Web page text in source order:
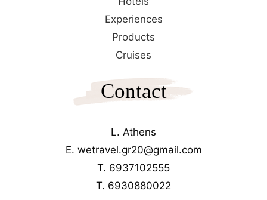
Experiences
Products
Cruises
Contact
L. Athens
E. wetravel.gr20@gmail.com
T. 6937102555
T. 6930880022